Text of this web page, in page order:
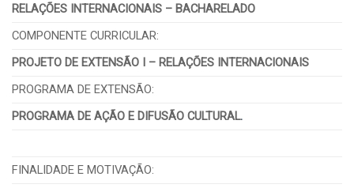
RELAÇÕES INTERNACIONAIS – BACHARELADO
COMPONENTE CURRICULAR:
PROJETO DE EXTENSÃO I – RELAÇÕES INTERNACIONAIS
PROGRAMA DE EXTENSÃO:
PROGRAMA DE AÇÃO E DIFUSÃO CULTURAL.
FINALIDADE E MOTIVAÇÃO: